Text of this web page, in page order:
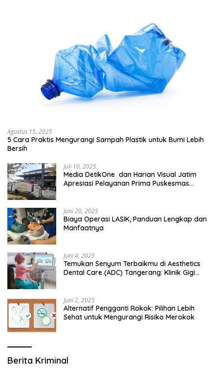
Agustus 15, 2025
5 Cara Praktis Mengurangi Sampah Plastik untuk Bumi Lebih
Bersih
Juli 10, 2025
Media DetikOne dan Harian Visual Jatim
Apresiasi Pelayanan Prima Puskesmas
Juni 20, 2025
Biaya Operasi LASIK, Panduan Lengkap dan
Manfaatnya
Juni 4, 2025
Temukan Senyum Terbaikmu di Aesthetics
Dental Care (ADC) Tangerang: Klinik Gigi
Juni 2, 2025
Alternatif Pengganti Rokok: Pilihan Lebih
Sehat untuk Mengurangi Risiko Merokok
Berita Kriminal